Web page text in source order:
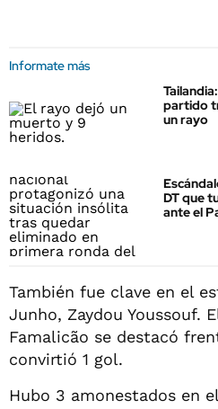
Informate más
partido
un rayo
DT que
ante el
También fue clave en el
Junho, Zaydou Youssouf.
Famalicão se destacó
convirtió 1 gol.
Hubo 3 amonestados en